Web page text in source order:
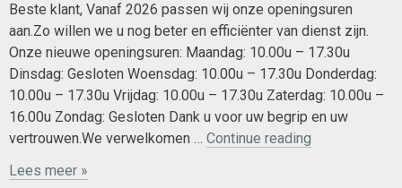
Beste klant, Vanaf 2026 passen wij onze openingsuren
aan.Zo willen we u nog beter en efficiënter van dienst zijn.
Onze nieuwe openingsuren: Maandag: 10.00u – 17.30u
Dinsdag: Gesloten Woensdag: 10.00u – 17.30u Donderdag:
10.00u – 17.30u Vrijdag: 10.00u – 17.30u Zaterdag: 10.00u –
16.00u Zondag: Gesloten Dank u voor uw begrip en uw
vertrouwen.We verwelkomen … Continue reading
Lees meer »